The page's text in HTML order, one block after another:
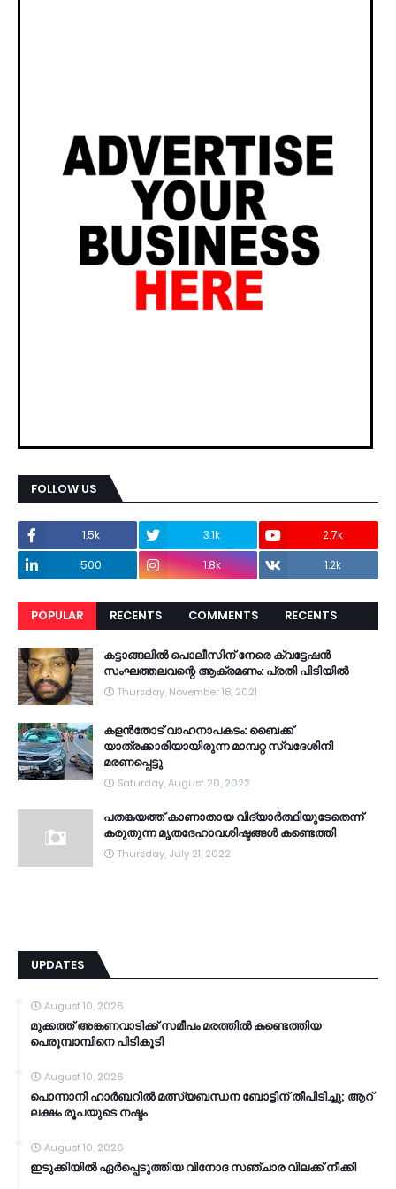
FOLLOW US
1.5k 3.1k
2.7k
500
1.8k 1.2k
POPULAR RECENTS COMMENTS RECENTS
കട്ടാങ്ങലിൽ പൊലീസിന് നേരെ ക്വട്ടേഷൻ
സംഘത്തലവന്റെ ആക്രമണം: പ്രതി പിടിയിൽ
Thursday, November 18, 2021
കളൻതോട് വാഹനാപകടം: ബൈക്ക്
യാത്രക്കാരിയായിരുന്ന മാമ്പറ്റ സ്വദേശിനി
മരണപ്പെട്ടു
Saturday, August 20, 2022
പതങ്കയത്ത് കാണാതായ വിദ്യാർത്ഥിയുടേതെന്ന്
കരുതുന്ന മൃതദേഹാവശിഷ്ടങ്ങൾ കണ്ടെത്തി
Thursday, July 21, 2022
UPDATES
August 10, 2026
മുക്കത്ത് അങ്കണവാടിക്ക് സമീപം മരത്തില്‍ കണ്ടെത്തിയ
പെരുമ്പാമ്പിനെ പിടികൂടി
August 10, 2026
പൊന്നാനി ഹാർബറിൽ മത്സ്യബന്ധന ബോട്ടിന് തീപിടിച്ചു; ആറ്
ലക്ഷം രൂപയുടെ നഷ്ടം
August 10, 2026
ഇടുക്കിയില്‍ ഏര്‍പ്പെടുത്തിയ വിനോദ സഞ്ചാര വിലക്ക് നീക്കി